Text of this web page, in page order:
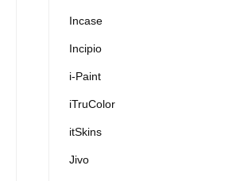
Incase
Incipio
i-Paint
iTruColor
itSkins
Jivo